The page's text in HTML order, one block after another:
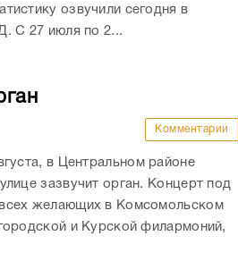
озвучили сегодня в
С 27 июля по 2...
Комментарии
в Центральном районе
зазвучит орган. Концерт под
желающих в Комсомольском
и Курской филармоний,